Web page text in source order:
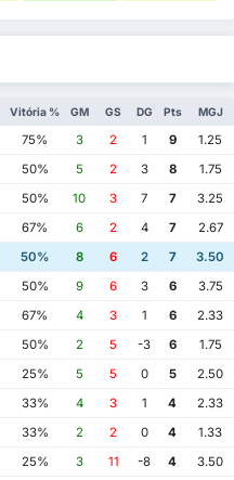
Vitória % GM GS DG Pts MGJ
75% 3 2 1 9
1.25
50% 5 2 3 8
1.75
50% 10 3 7 7
3.25
67% 6 2 4 7
2.67
50% 8 6 2 7
3.50
50% 9 6 3 6
3.75
67% 4 3 1 6
2.33
50% 2 5 -3 6
1.75
25% 5 5 0 5
2.50
33% 4 3 1 4
2.33
33% 2 2 0 4
1.33
25% 3 11 -8 4
3.50